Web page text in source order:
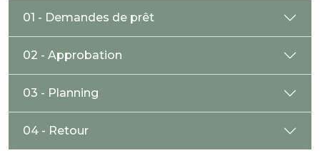
01 - Demandes de prêt
02 - Approbation
03 - Planning
04 - Retour